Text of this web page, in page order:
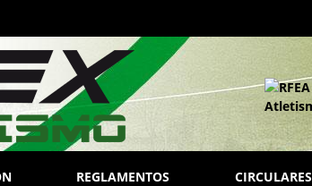
REGLAMENTOS CIRCULARES